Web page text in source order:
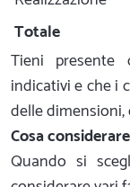
Totale
Tieni
indicativi e che i
delle
Cosa
Quando si